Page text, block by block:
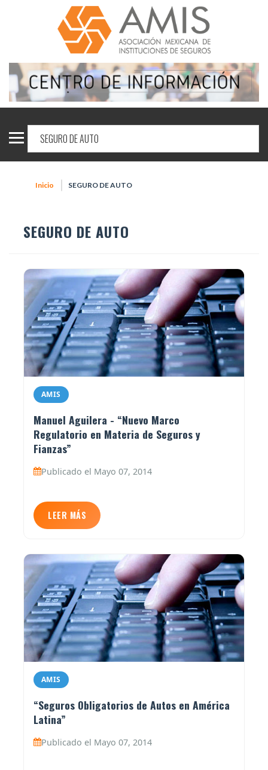
Inicio SEGURO DE AUTO
SEGURO DE AUTO
AMIS
Manuel Aguilera - “Nuevo Marco
Regulatorio en Materia de Seguros y
Fianzas”
Publicado el Mayo 07, 2014
LEER MÁS
AMIS
“Seguros Obligatorios de Autos en América
Latina”
Publicado el Mayo 07, 2014